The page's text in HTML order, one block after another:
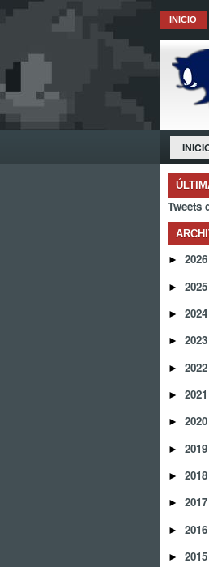
INICIO
Tweets
► 2026
► 2025
► 2024
► 2023
► 2022
► 2021
► 2020
► 2019
► 2018
► 2017
► 2016
► 2015